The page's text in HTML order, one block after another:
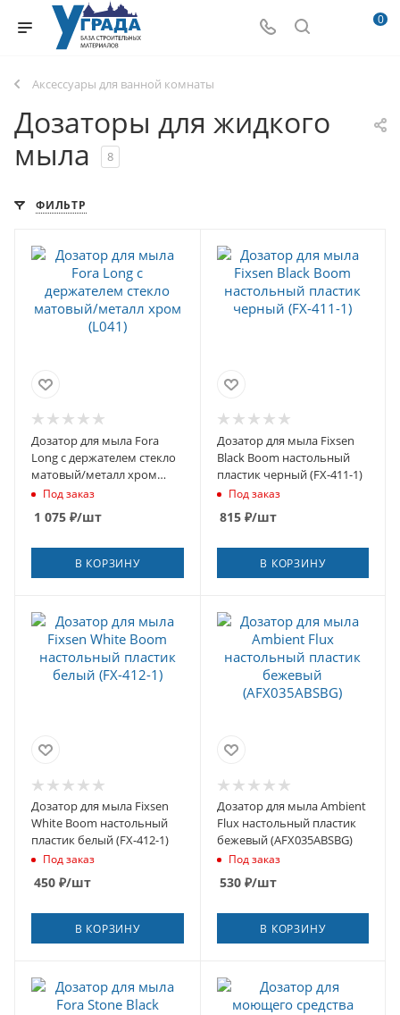
0
Аксессуары для ванной комнаты
Дозаторы для жидкого
мыла
8
ФИЛЬТР
Дозатор для мыла Fora
Long с держателем стекло
матовый/металл хром
(L041)
Под заказ
1 075 ₽/шт
В КОРЗИНУ
Дозатор для мыла Fixsen
Black Boom настольный
пластик черный (FX-411-1)
Под заказ
815₽/шт
В КОРЗИНУ
Дозатор для мыла Fixsen
White Boom настольный
пластик белый (FX-412-1)
Под заказ
450 ₽/шт
В КОРЗИНУ
Дозатор для мыла Ambient
Flux настольный пластик
бежевый (AFX035ABSBG)
Под заказ
530₽/шт
В КОРЗИНУ